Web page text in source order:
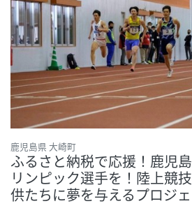
鹿児島県 大崎町
ふるさと納税で応援！鹿児
リンピック選手を！陸上競
供たちに夢を与えるプロジ